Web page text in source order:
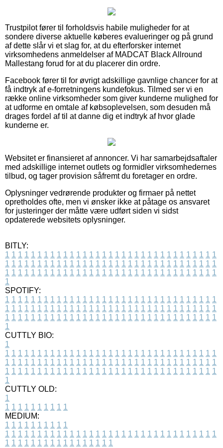
Trustpilot fører til forholdsvis habile muligheder for at
sondere diverse aktuelle køberes evalueringer og på grund
af dette slår vi et slag for, at du efterforsker internet
virksomhedens anmeldelser af MADCAT Black Allround
Mallestang forud for at du placerer din ordre.
Facebook fører til for øvrigt adskillige gavnlige chancer for at
få indtryk af e-forretningens kundefokus. Tilmed ser vi en
række online virksomheder som giver kunderne mulighed for
at udforme en omtale af købsoplevelsen, som desuden må
drages fordel af til at danne dig et indtryk af hvor glade
kunderne er.
Websitet er finansieret af annoncer. Vi har samarbejdsaftaler
med adskillige internet outlets og formidler virksomhedernes
tilbud, og tager provision såfremt du foretager en ordre.
Oplysninger vedrørende produkter og firmaer på nettet
opretholdes ofte, men vi ønsker ikke at påtage os ansvaret
for justeringer der måtte være udført siden vi sidst
opdaterede websitets oplysninger.
BITLY:
1 1 1 1 1 1 1 1 1 1 1 1 1 1 1 1 1 1 1 1 1 1 1 1 1 1 1 1 1 1 1 1 1
1 1 1 1 1 1 1 1 1 1 1 1 1 1 1 1 1 1 1 1 1 1 1 1 1 1 1 1 1 1 1 1 1
1 1 1 1 1 1 1 1 1 1 1 1 1 1 1 1 1 1 1 1 1 1 1 1 1 1 1 1 1 1 1 1 1
1
SPOTIFY:
1 1 1 1 1 1 1 1 1 1 1 1 1 1 1 1 1 1 1 1 1 1 1 1 1 1 1 1 1 1 1 1 1
1 1 1 1 1 1 1 1 1 1 1 1 1 1 1 1 1 1 1 1 1 1 1 1 1 1 1 1 1 1 1 1 1
1 1 1 1 1 1 1 1 1 1 1 1 1 1 1 1 1 1 1 1 1 1 1 1 1 1 1 1 1 1 1 1 1
1
CUTTLY BIO:
1
1 1 1 1 1 1 1 1 1 1 1 1 1 1 1 1 1 1 1 1 1 1 1 1 1 1 1 1 1 1 1 1 1
1 1 1 1 1 1 1 1 1 1 1 1 1 1 1 1 1 1 1 1 1 1 1 1 1 1 1 1 1 1 1 1 1
1 1 1 1 1 1 1 1 1 1 1 1 1 1 1 1 1 1 1 1 1 1 1 1 1 1 1 1 1 1 1 1 1
1
CUTTLY OLD:
1
1 1 1 1 1 1 1 1 1 1
MEDIUM:
1 1 1 1 1 1 1 1 1 1
1 1 1 1 1 1 1 1 1 1 1 1 1 1 1 1 1 1 1 1 1 1 1 1 1 1 1 1 1 1 1 1 1
1 1 1 1 1 1 1 1 1 1 1 1 1 1 1 1 1